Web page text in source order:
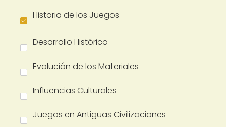
Historia de los Juegos
Desarrollo Histórico
Evolución de los Materiales
Influencias Culturales
Juegos en Antiguas Civilizaciones